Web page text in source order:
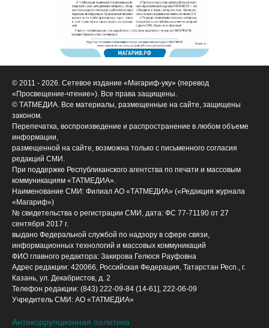
© 2011 - 2026. Сетевое издание «Мәгариф-уку» (перевод
«Просвещение-чтение»). Все права защищены.
© ТАТМЕДИА. Все материалы, размещенные на сайте, защищены
законом.
Перепечатка, воспроизведение и распространение в любом объеме
информации,
размещенной на сайте, возможна только с письменного согласия
редакций СМИ.
При поддержке Республиканского агентства по печати и массовым
коммуникациям «ТАТМЕДИА».
Наименование СМИ: Филиал АО «ТАТМЕДИА» («Редакция журнала
«Магариф»)
№ свидетельства о регистрации СМИ, дата: ФС 77-71190 от 27
сентября 2017 г.
выдано Федеральной службой по надзору в сфере связи,
информационных технологий и массовых коммуникаций
ФИО главного редактора: Закирова Гелюся Рауфовна
Адрес редакции: 420066, Российская Федерация, Татарстан Респ., г.
Казань, ул. Декабристов, д. 2
Телефон редакции: (843) 222-09-84 (14-61], 222-06-09
Учредитель СМИ: АО «ТАТМЕДИА»
Антикоррупционная политика